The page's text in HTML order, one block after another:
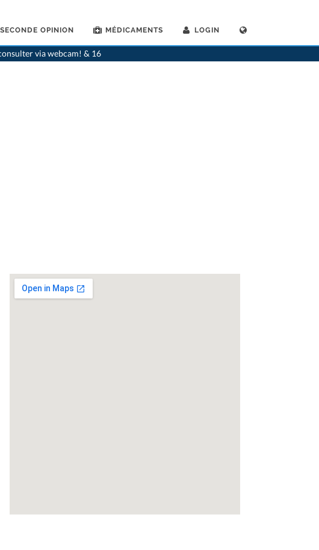
SECONDE OPINION MÉDICAMENTS LOGIN
via webcam! & 16
>Généralistes>Cossonay-Ville>Dr. Christiane Bettens>Rendez-vous avec Dr. Christiane Bettens